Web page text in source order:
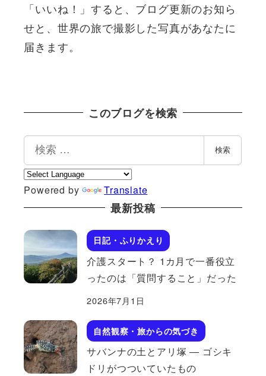
「いいね！」すると、ブログ更新のお知ら
せと、世界の旅で撮影した写真があなたに
届きます。
このブログを検索
検
検索
Powered by Translate
最新投稿
日記・ふりかえり
介護スタート？ 1カ月で一番役立
ったのは「質問すること」だった
2026年7月1日
自然観察・旅からの気づき
サバンナの土とアリ塚 ― ゴシキ
ドリがつついていたもの